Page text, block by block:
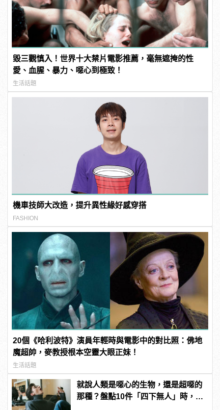
毀三觀慎入！世界十大禁片電影推薦，毫無遮掩的性
愛、血腥、暴力、噁心到極致！
生活話題
機車技師大改造，提升異性緣好感穿搭
FASHION
20個《哈利波特》演員年輕時與電影中的對比照：佛地
魔超帥，麥教授根本空靈大眼正妹！
生活話題
就說人類是噁心的生物，還是超噁的
那種？盤點10件「四下無人」時，男